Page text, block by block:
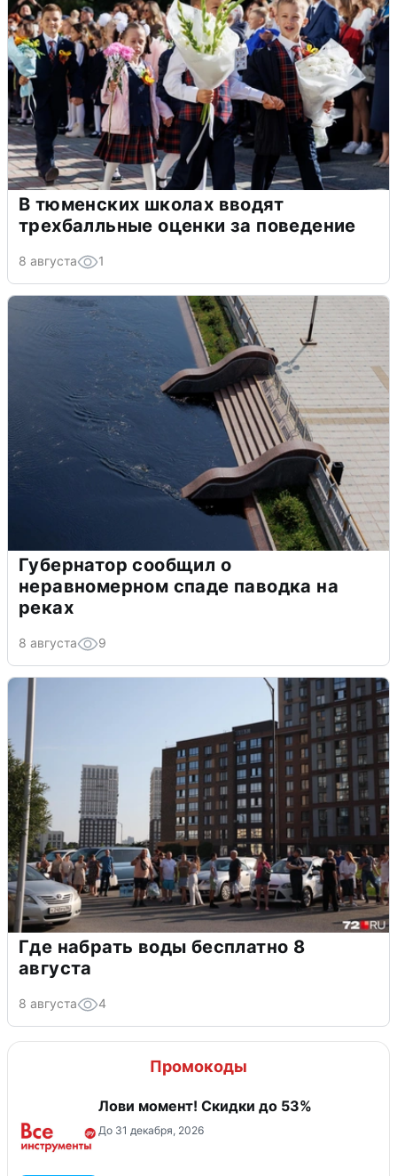
В тюменских школах вводят
трехбалльные оценки за поведение
8 августа 1
Губернатор сообщил о
неравномерном спаде паводка на
реках
8 августа 9
Где набрать воды бесплатно 8
августа
8 августа 4
Промокоды
Лови момент! Скидки до 53%
До 31 декабря, 2026